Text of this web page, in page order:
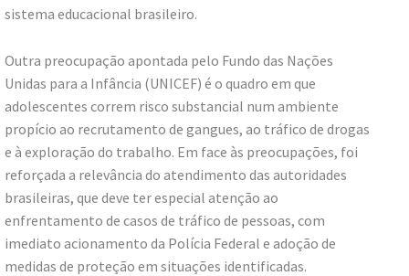
sistema educacional brasileiro.
Outra preocupação apontada pelo Fundo das Nações
Unidas para a Infância (UNICEF) é o quadro em que
adolescentes correm risco substancial num ambiente
propício ao recrutamento de gangues, ao tráfico de drogas
e à exploração do trabalho. Em face às preocupações, foi
reforçada a relevância do atendimento das autoridades
brasileiras, que deve ter especial atenção ao
enfrentamento de casos de tráfico de pessoas, com
imediato acionamento da Polícia Federal e adoção de
medidas de proteção em situações identificadas.